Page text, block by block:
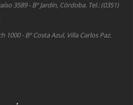
3589 - Bº Jardín, Córdoba. Tel.: (0351)
1000 - Bº Costa Azul, Villa Carlos Paz.